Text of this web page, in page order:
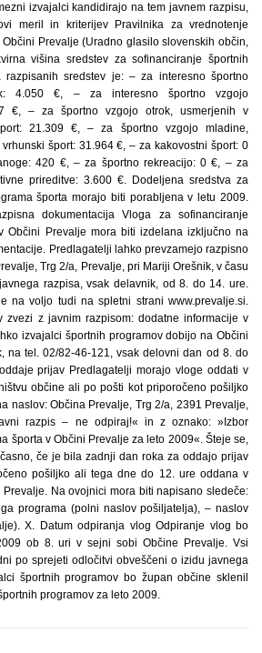
izvajalci kandidirajo na tem javnem razpisu,
meril in kriterijev Pravilnika za vrednotenje
Občini Prevalje (Uradno glasilo slovenskih občin,
višina sredstev za sofinanciranje športnih
razpisanih sredstev je: – za interesno športno
4.050 €, – za interesno športno vzgojo
€, – za športno vzgojo otrok, usmerjenih v
21.309 €, – za športno vzgojo mladine,
šport: 31.964 €, – za kakovostni šport: 0
420 €, – za športno rekreacijo: 0 €, – za
prireditve: 3.600 €. Dodeljena sredstva za
športa morajo biti porabljena v letu 2009.
dokumentacija Vloga za sofinanciranje
Občini Prevalje mora biti izdelana izključno na
Predlagatelji lahko prevzamejo razpisno
Trg 2/a, Prevalje, pri Mariji Orešnik, v času
razpisa, vsak delavnik, od 8. do 14. ure.
na voljo tudi na spletni strani www.prevalje.si.
zvezi z javnim razpisom: dodatne informacije v
izvajalci športnih programov dobijo na Občini
na tel. 02/82-46-121, vsak delovni dan od 8. do
prijav Predlagatelji morajo vloge oddati v
občine ali po pošti kot priporočeno pošiljko
naslov: Občina Prevalje, Trg 2/a, 2391 Prevalje,
razpis – ne odpiraj!« in z oznako: »Izbor
športa v Občini Prevalje za leto 2009«. Šteje se,
če je bila zadnji dan roka za oddajo prijav
pošiljko ali tega dne do 12. ure oddana v
Na ovojnici mora biti napisano sledeče:
programa (polni naslov pošiljatelja), – naslov
X. Datum odpiranja vlog Odpiranje vlog bo
ob 8. uri v sejni sobi Občine Prevalje. Vsi
po sprejeti odločitvi obveščeni o izidu javnega
športnih programov bo župan občine sklenil
programov za leto 2009.